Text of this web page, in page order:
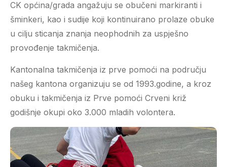
CK općina/grada angažuju se obučeni markiranti i
šminkeri, kao i sudije koji kontinuirano prolaze obuke
u cilju sticanja znanja neophodnih za uspješno
provođenje takmičenja.
Kantonalna takmičenja iz prve pomoći na području
našeg kantona organizuju se od 1993.godine, a kroz
obuku i takmičenja iz Prve pomoći Crveni križ
godišnje okupi oko 3.000 mladih volontera.